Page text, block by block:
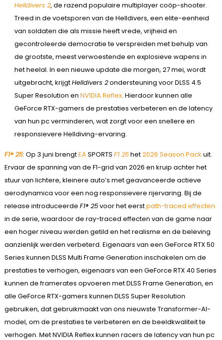
Helldivers 2, de razend populaire multiplayer coöp-shooter.
Treed in de voetsporen van de Helldivers, een elite-eenheid
van soldaten die als missie heeft vrede, vrijheid en
gecontroleerde democratie te verspreiden met behulp van
de grootste, meest verwoestende en explosieve wapens in
het heelal. In een nieuwe update die morgen, 27 mei, wordt
uitgebracht, krijgtHelldivers 2ondersteuning voor DLSS 4.5
Super Resolution en NVIDIA Reflex. Hierdoor kunnen alle
GeForce RTX-gamers de prestaties verbeteren en de latency
van hun pc verminderen, wat zorgt voor een snellere en
responsievere Helldiving-ervaring.
F1® 25: Op 3 juni brengtEASPORTS F1 25het2026 Season Pack uit.
Ervaar de spanning van de F1-grid van 2026 en kruip achter het
stuur van lichtere, kleinere auto’s met geavanceerde actieve
aerodynamica voor een nog responsievere rijervaring. Bij de
release introduceerde F1® 25voor het eerstpath-traced effecten
in de serie, waardoor de ray-traced effecten van de game naar
een hoger niveau werden getild en het realisme en de beleving
aanzienlijk werden verbeterd. Eigenaars van een GeForce RTX 50
Series kunnen DLSS Multi Frame Generation inschakelen om de
prestaties te verhogen, eigenaars van een GeForce RTX 40 Series
kunnen de framerates opvoeren met DLSS Frame Generation, en
alle GeForce RTX-gamers kunnen DLSS Super Resolution
gebruiken, dat gebruikmaakt van ons nieuwste Transformer-AI-
model, om de prestaties te verbeteren en de beeldkwaliteit te
verhogen. Met NVIDIA Reflex kunnen racers de latency van hun pc